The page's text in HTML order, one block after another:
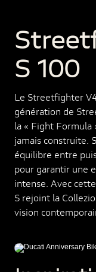
S 100
Le Streetfighter
génération de
la « Fight Formula
jamais construite.
équilibre entre
pour garantir une
intense. Avec
S rejoint la
vision